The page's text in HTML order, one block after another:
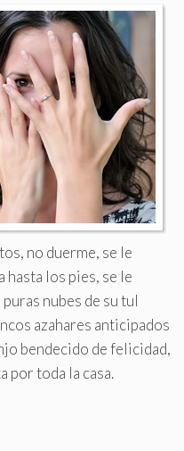
no duerme, se le
hasta los pies, se le
nubes de su tul
azahares anticipados
bendecido de felicidad,
por toda la casa.